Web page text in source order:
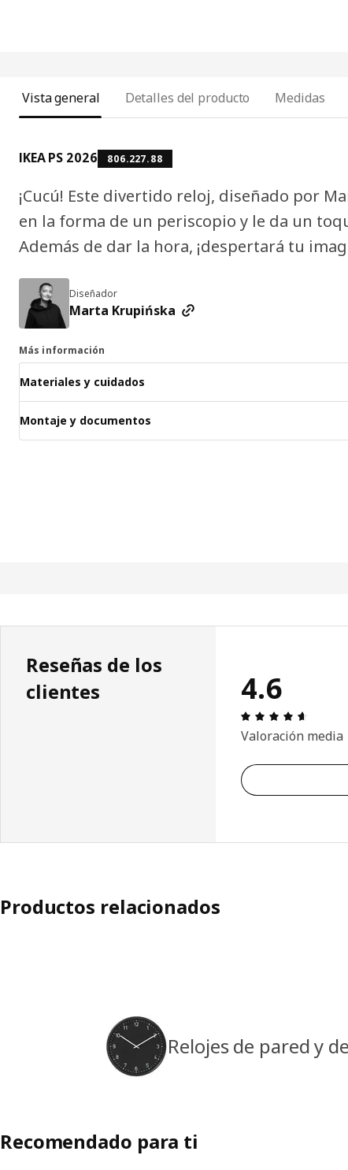
Vista general Detalles del producto Medidas
IKEA PS 2026 806.227.88
¡Cucú! Este divertido reloj, diseñado por
en la forma de un periscopio y le da un
Además de dar la hora, ¡despertará tu
Diseñador
Marta Krupińska
Más información
Materiales y cuidados
Montaje y documentos
Reseñas de los
clientes
4.6
Valoración media
Productos relacionados
Relojes de pared y
Recomendado para ti